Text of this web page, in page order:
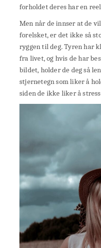
forholdet deres har en
Men når de innser at de
forelsket, er det ikke så
ryggen til deg. Tyren har
fra livet, og hvis de har
bildet, holder de deg så
stjernetegn som liker å
siden de ikke liker å